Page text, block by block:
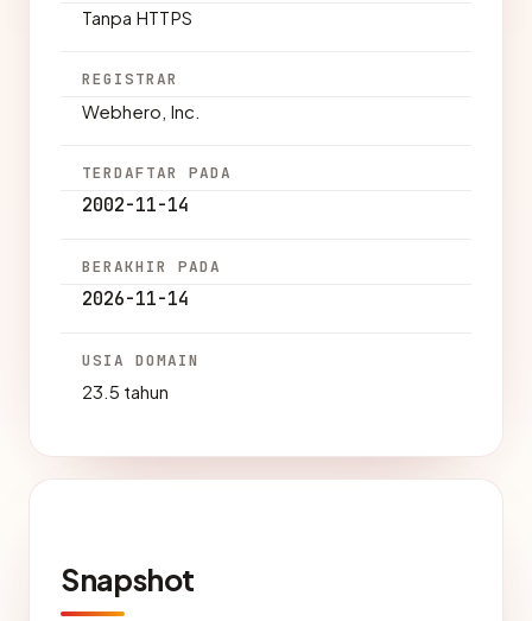
Tanpa HTTPS
REGISTRAR
Webhero, Inc.
TERDAFTAR PADA
2002-11-14
BERAKHIR PADA
2026-11-14
USIA DOMAIN
23.5 tahun
Snapshot